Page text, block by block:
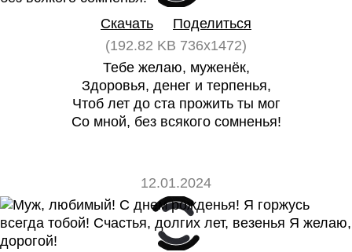
Скачать
Поделиться
(192.82 KB 736x1472)
Тебе желаю, муженёк,
Здоровья, денег и терпенья,
Чтоб лет до ста прожить ты мог
Со мной, без всякого сомненья!
12.01.2024